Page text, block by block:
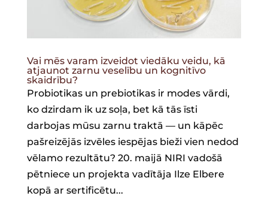
Vai mēs varam izveidot viedāku veidu, kā
atjaunot zarnu veselību un kognitīvo
skaidrību?
Probiotikas un prebiotikas ir modes vārdi,
ko dzirdam ik uz soļa, bet kā tās īsti
darbojas mūsu zarnu traktā — un kāpēc
pašreizējās izvēles iespējas bieži vien nedod
vēlamo rezultātu? 20. maijā NIRI vadošā
pētniece un projekta vadītāja Ilze Elbere
kopā ar sertificētu...